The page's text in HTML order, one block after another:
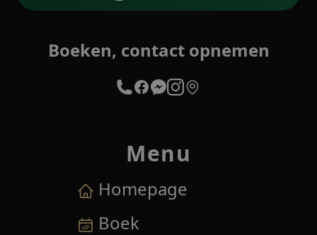
Boeken, contact opnemen
Menu
Homepage
Boek